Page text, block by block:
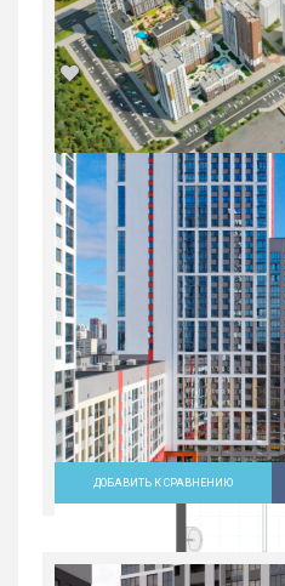
2-комн. квартира в
в ЖК...
Россия,
Екатеринбург
9 632 700 руб.
2 30/31
ДОБАВИТЬ К СРАВНЕНИЮ